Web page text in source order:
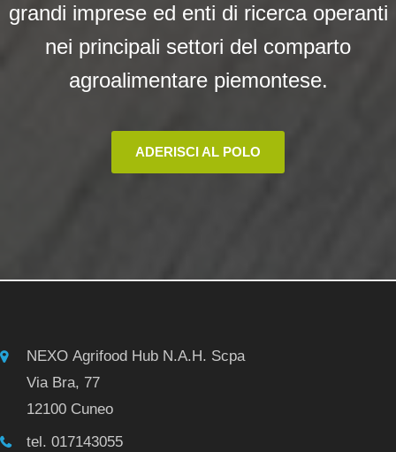
grandi imprese ed enti di ricerca operanti
nei principali settori del comparto
agroalimentare piemontese.
ADERISCI AL POLO
NEXO Agrifood Hub N.A.H. Scpa
Via Bra, 77
12100 Cuneo
tel. 017143055